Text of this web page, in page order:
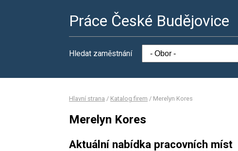
Práce České Budějovice
Hledat zaměstnání
Hlavní strana / Katalog firem / Merelyn Kores
Merelyn Kores
Aktuální nabídka pracovních míst